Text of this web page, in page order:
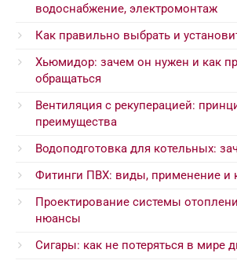
водоснабжение, электромонтаж
Как правильно выбрать и
Хьюмидор: зачем он нужен и как
обращаться
Вентиляция с рекуперацией:
преимущества
Водоподготовка для котельных:
Фитинги ПВХ: виды, применение и
Проектирование системы
нюансы
Сигары: как не потеряться в мире